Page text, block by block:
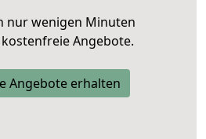
nur wenigen Minuten
Angebote.
Angebote erhalten